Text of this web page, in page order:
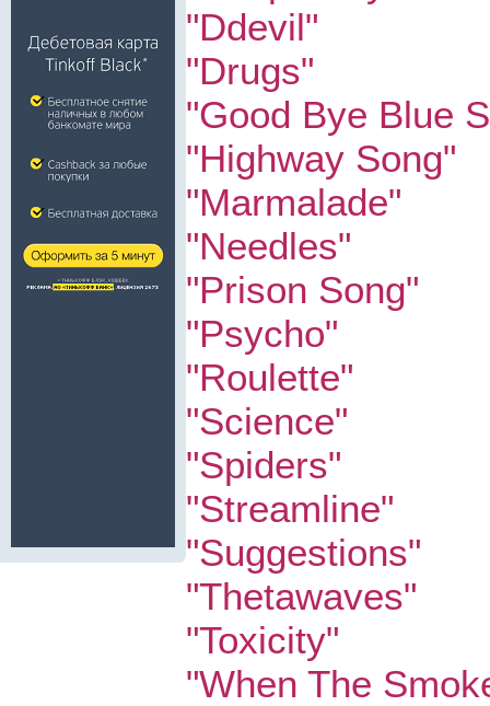
"Ddevil"
"Drugs"
"Good Bye Blue
"Highway Song"
"Marmalade"
"Needles"
"Prison Song"
"Psycho"
"Roulette"
"Science"
"Spiders"
"Streamline"
"Suggestions"
"Thetawaves"
"Toxicity"
"When The